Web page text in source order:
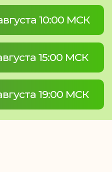
15:00 МСК
19:00 МСК
10:00 МСК